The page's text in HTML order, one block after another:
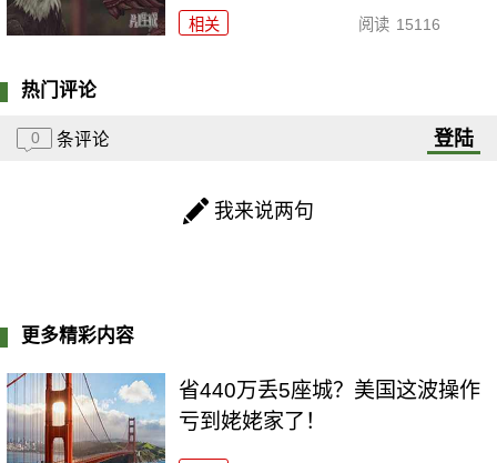
相关 阅读 15116
热门评论
0 条评论 登陆
我来说两句
更多精彩内容
省440万丢5座城？美国这波操作
亏到姥姥家了！